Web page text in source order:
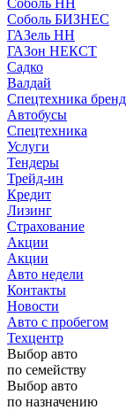
Соболь НН
Соболь БИЗНЕС
ГАЗель НН
ГАЗон НЕКСТ
Садко
Валдай
Спецтехника
Автобусы
Спецтехника
Услуги
Тендеры
Трейд-ин
Кредит
Лизинг
Страхование
Акции
Акции
Авто недели
Контакты
Новости
Авто с пробегом
Техцентр
Выбор авто
по семейству
Выбор авто
по назначению